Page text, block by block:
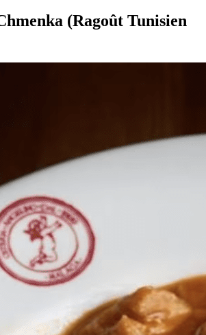
(Ragoût Tunisien